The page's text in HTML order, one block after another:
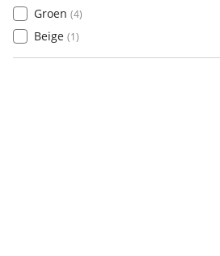
Groen (4)
Beige (1)